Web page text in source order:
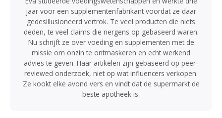
jaar voor een supplementenfabrikant voordat ze daar
gedesillusioneerd vertrok. Te veel producten die niets
deden, te veel claims die nergens op gebaseerd waren.
Nu schrijft ze over voeding en supplementen met de
missie om onzin te ontmaskeren en echt werkend
advies te geven. Haar artikelen zijn gebaseerd op peer-
reviewed onderzoek, niet op wat influencers verkopen.
Ze kookt elke avond vers en vindt dat de supermarkt de
beste apotheek is.